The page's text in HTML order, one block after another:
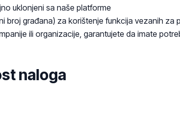
uklonjeni sa naše platforme
broj građana) za korištenje funkcija vezanih za
ili organizacije, garantujete da imate
naloga